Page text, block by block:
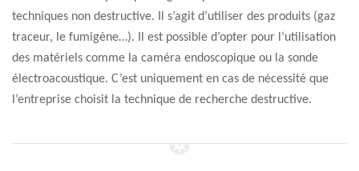
techniques non destructive. Il s’agit d’utiliser des produits (gaz
traceur, le fumigène…). Il est possible d’opter pour l‘utilisation
des matériels comme la caméra endoscopique ou la sonde
électroacoustique. C’est uniquement en cas de nécessité que
l’entreprise choisit la technique de recherche destructive.